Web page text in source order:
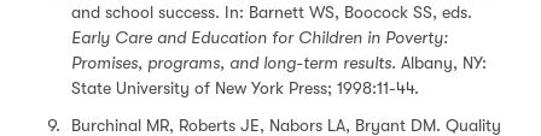
and school success. In: Barnett WS, Boocock SS, eds.
Early Care and Education for Children in Poverty:
Promises, programs, and long-term results. Albany, NY:
State University of New York Press; 1998:11-44.
Burchinal MR, Roberts JE, Nabors LA, Bryant DM. Quality